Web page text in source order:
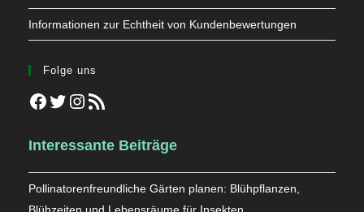
Informationen zur Echtheit von Kundenbewertungen
Folge uns
Facebook
TwitterInstagram
RSS-Feed
Interessante Beiträge
Pollinatorenfreundliche Gärten planen: Blühpflanzen,
Blühzeiten und Lebensräume für Insekten